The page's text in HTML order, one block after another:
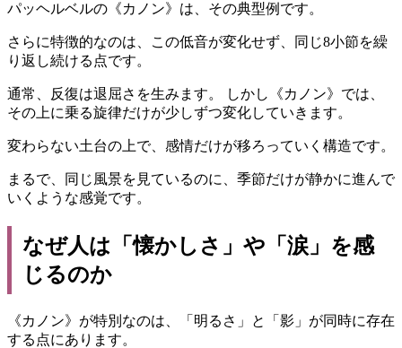
パッヘルベルの《カノン》は、その典型例です。
さらに特徴的なのは、この低音が変化せず、同じ8小節を繰
り返し続ける点です。
通常、反復は退屈さを生みます。 しかし《カノン》では、
その上に乗る旋律だけが少しずつ変化していきます。
変わらない土台の上で、感情だけが移ろっていく構造です。
まるで、同じ風景を見ているのに、季節だけが静かに進んで
いくような感覚です。
なぜ人は「懐かしさ」や「涙」を感
じるのか
《カノン》が特別なのは、「明るさ」と「影」が同時に存在
する点にあります。